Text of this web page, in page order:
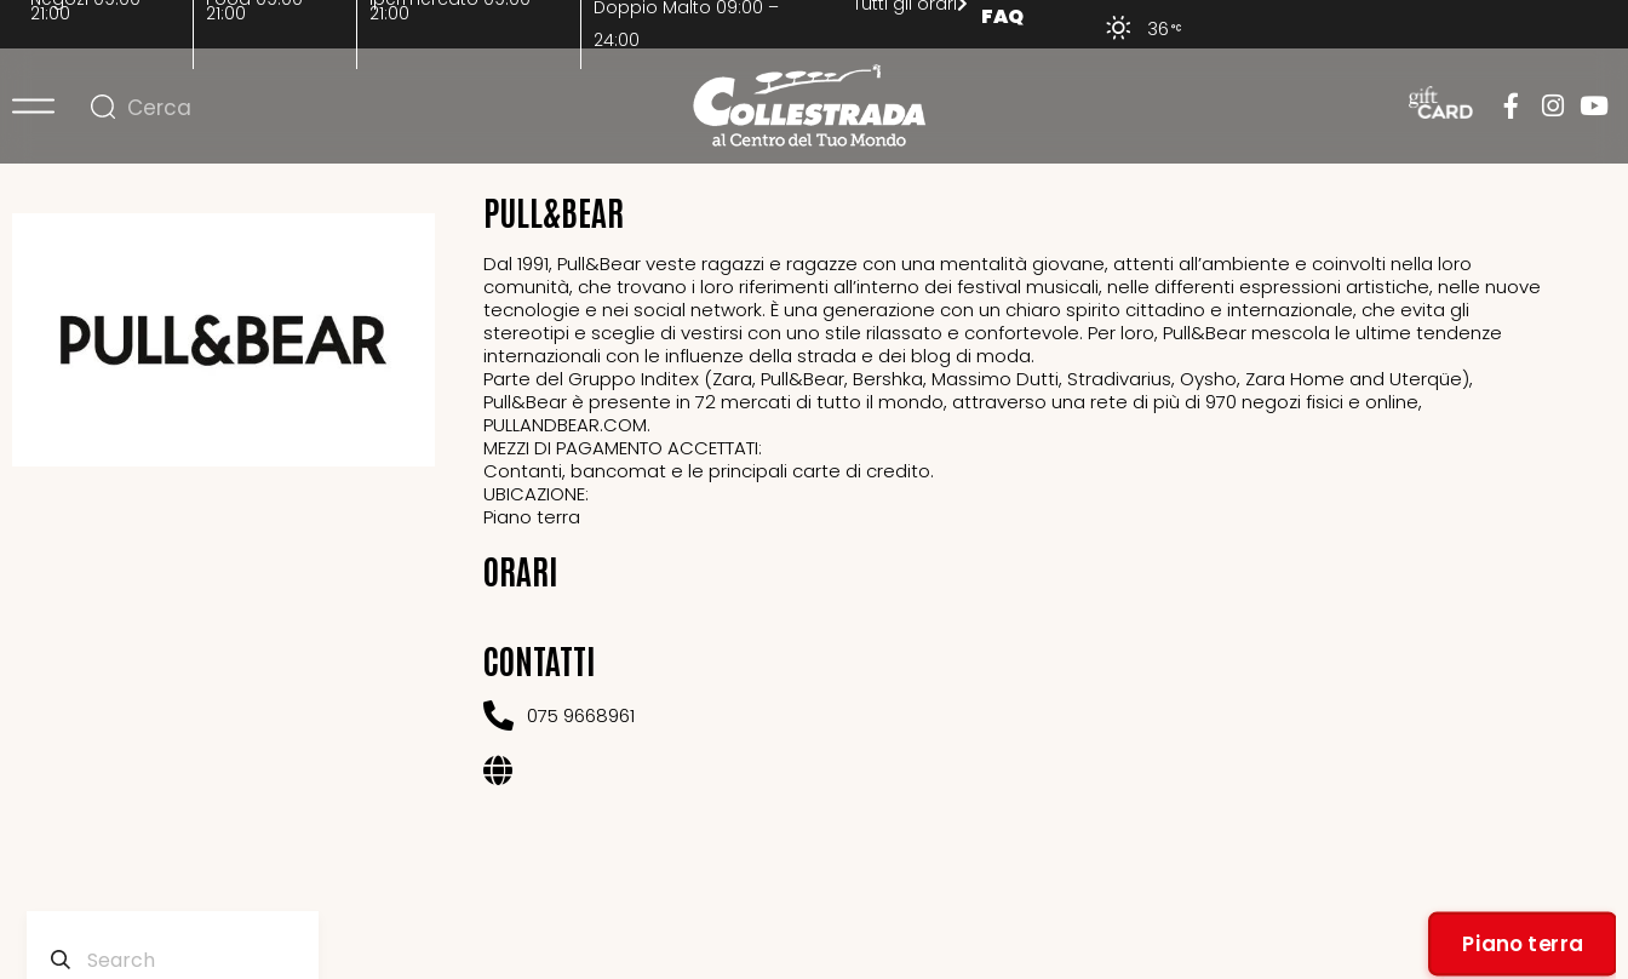
21:00 21:00 21:00
Doppio Malto 09:00 –
24:00
FAQ 36
PULL&BEAR
Dal 1991, Pull&Bear veste ragazzi e ragazze con una mentalità giovane, attenti all’ambiente e coinvolti nella loro
comunità, che trovano i loro riferimenti all’interno dei festival musicali, nelle differenti espressioni artistiche, nelle nuove
tecnologie e nei social network. È una generazione con un chiaro spirito cittadino e internazionale, che evita gli
stereotipi e sceglie di vestirsi con uno stile rilassato e confortevole. Per loro, Pull&Bear mescola le ultime tendenze
internazionali con le influenze della strada e dei blog di moda.
Parte del Gruppo Inditex (Zara, Pull&Bear, Bershka, Massimo Dutti, Stradivarius, Oysho, Zara Home and Uterqüe),
Pull&Bear è presente in 72 mercati di tutto il mondo, attraverso una rete di più di 970 negozi fisici e online,
PULLANDBEAR.COM.
MEZZI DI PAGAMENTO ACCETTATI:
Contanti, bancomat e le principali carte di credito.
UBICAZIONE:
Piano terra
ORARI
CONTATTI
075 9668961
Piano terra